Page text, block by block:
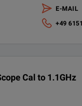
E-MAIL
+49
Cal to 1.1GHz